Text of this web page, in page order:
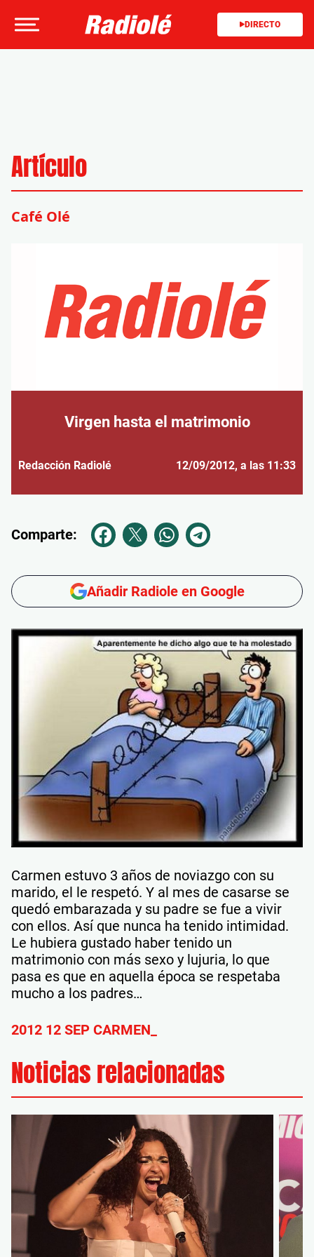
DIRECTO
Artículo
Café Olé
Virgen hasta el matrimonio
Redacción Radiolé 12/09/2012, a las 11:33
Comparte:
Añadir Radiole en Google
Carmen estuvo 3 años de noviazgo con su
marido, el le respetó. Y al mes de casarse se
quedó embarazada y su padre se fue a vivir
con ellos. Así que nunca ha tenido intimidad.
Le hubiera gustado haber tenido un
matrimonio con más sexo y lujuria, lo que
pasa es que en aquella época se respetaba
mucho a los padres…
2012 12 SEP CARMEN_
Noticias relacionadas